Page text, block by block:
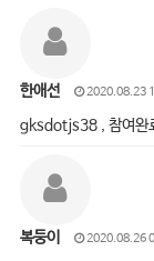
한애선 2020.08.23
gksdotjs38 , 참여완
복둥이 2020.08.26